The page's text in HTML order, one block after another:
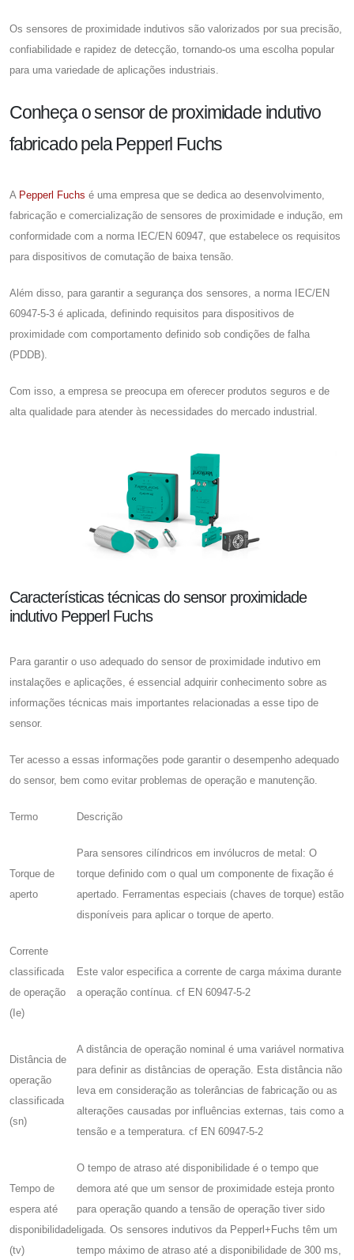
Os sensores de proximidade indutivos são valorizados por sua precisão,
confiabilidade e rapidez de detecção, tornando-os uma escolha popular
para uma variedade de aplicações industriais.
Conheça o sensor de proximidade indutivo
fabricado pela Pepperl Fuchs
A Pepperl Fuchs é uma empresa que se dedica ao desenvolvimento,
fabricação e comercialização de sensores de proximidade e indução, em
conformidade com a norma IEC/EN 60947, que estabelece os requisitos
para dispositivos de comutação de baixa tensão.
Além disso, para garantir a segurança dos sensores, a norma IEC/EN
60947-5-3 é aplicada, definindo requisitos para dispositivos de
proximidade com comportamento definido sob condições de falha
(PDDB).
Com isso, a empresa se preocupa em oferecer produtos seguros e de
alta qualidade para atender às necessidades do mercado industrial.
Características técnicas do sensor proximidade
indutivo Pepperl Fuchs
Para garantir o uso adequado do sensor de proximidade indutivo em
instalações e aplicações, é essencial adquirir conhecimento sobre as
informações técnicas mais importantes relacionadas a esse tipo de
sensor.
Ter acesso a essas informações pode garantir o desempenho adequado
do sensor, bem como evitar problemas de operação e manutenção.
Termo Descrição
Torque de
aperto
Para sensores cilíndricos em invólucros de metal: O
torque definido com o qual um componente de fixação é
apertado. Ferramentas especiais (chaves de torque) estão
disponíveis para aplicar o torque de aperto.
Corrente
classificada
de operação
(Ie)
Este valor especifica a corrente de carga máxima durante
a operação contínua. cf EN 60947-5-2
Distância de
operação
classificada
(sn)
A distância de operação nominal é uma variável normativa
para definir as distâncias de operação. Esta distância não
leva em consideração as tolerâncias de fabricação ou as
alterações causadas por influências externas, tais como a
tensão e a temperatura. cf EN 60947-5-2
Tempo de
espera até
disponibilidade
(tv)
O tempo de atraso até disponibilidade é o tempo que
demora até que um sensor de proximidade esteja pronto
para operação quando a tensão de operação tiver sido
ligada. Os sensores indutivos da Pepperl+Fuchs têm um
tempo máximo de atraso até a disponibilidade de 300 ms,